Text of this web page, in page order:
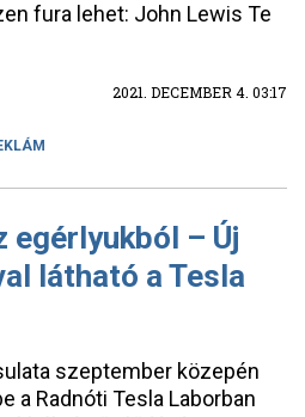
fura lehet: John Lewis Te
2021. DECEMBER 4. 03:17
egérlyukból – Új
látható a Tesla
szeptember közepén
a Radnóti Tesla Laborban